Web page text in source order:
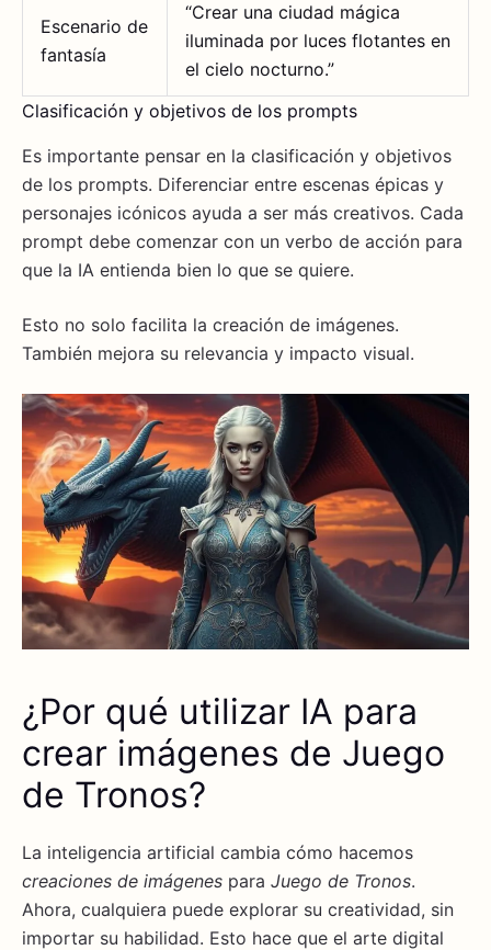
Escenario de
fantasía
“Crear una ciudad mágica
iluminada por luces flotantes en
el cielo nocturno.”
Clasificación y objetivos de los prompts
Es importante pensar en la clasificación y objetivos
de los prompts. Diferenciar entre escenas épicas y
personajes icónicos ayuda a ser más creativos. Cada
prompt debe comenzar con un verbo de acción para
que la IA entienda bien lo que se quiere.
Esto no solo facilita la creación de imágenes.
También mejora su relevancia y impacto visual.
¿Por qué utilizar IA para
crear imágenes de Juego
de Tronos?
La inteligencia artificial cambia cómo hacemos
creaciones de imágenes para Juego de Tronos.
Ahora, cualquiera puede explorar su creatividad, sin
importar su habilidad. Esto hace que el arte digital